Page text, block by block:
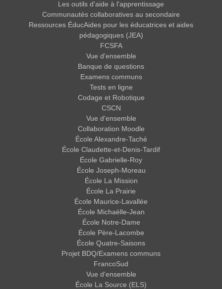
Les outils d'aide à l'apprentissage
Communautés collaboratives au secondaire
Ressources ÉducAides pour les éducatrices et aides
pédagogiques (JEA)
FCSFA
Vue d'ensemble
Banque de questions
Examens communs
Tests en ligne
Codage et Robotique
CSCN
Vue d'ensemble
Collaboration Moodle
École Alexandre-Taché
École Claudette-et-Denis-Tardif
École Gabrielle-Roy
École Joseph-Moreau
École La Mission
École La Prairie
École Maurice-Lavallée
École Michaëlle-Jean
École Notre-Dame
École Père-Lacombe
École Quatre-Saisons
Projet BDQ/Examens communs
FrancoSud
Vue d'ensemble
École La Source (ELS)